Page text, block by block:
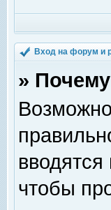
Вход на форум и
»
чтобы